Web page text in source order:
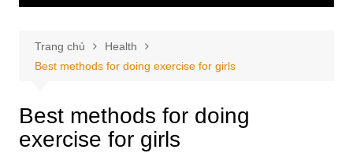
Trang chủ
Health
Best methods for doing exercise for girls
Best methods for doing
exercise for girls